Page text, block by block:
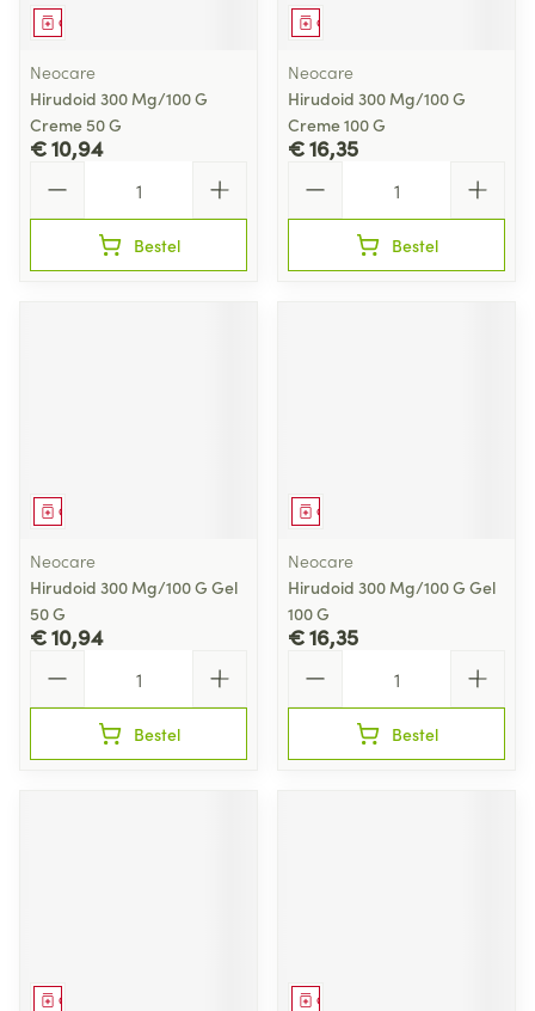
Geneesmiddel
Neocare
Hirudoid 300 Mg/100 G
Creme 50 G
€ 10,94
Bestel
Geneesmiddel
Neocare
Hirudoid 300 Mg/100 G
Creme 100 G
€ 16,35
Bestel
Geneesmiddel
Neocare
Hirudoid 300 Mg/100 G Gel
50 G
€ 10,94
Bestel
Geneesmiddel
Neocare
Hirudoid 300 Mg/100 G Gel
100 G
€ 16,35
Bestel
Geneesmiddel Geneesmiddel